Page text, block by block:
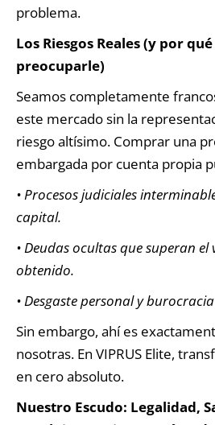
problema.
Los Riesgos Reales (y por
preocuparle)
Seamos completamente
este mercado sin la
riesgo altísimo. Comprar una
embargada por cuenta propia
• Procesos judiciales
capital.
• Deudas ocultas que superan
obtenido.
• Desgaste personal y
Sin embargo, ahí es
nosotras. En VIPRUS Elite,
en cero absoluto.
Nuestro Escudo: Legalidad,